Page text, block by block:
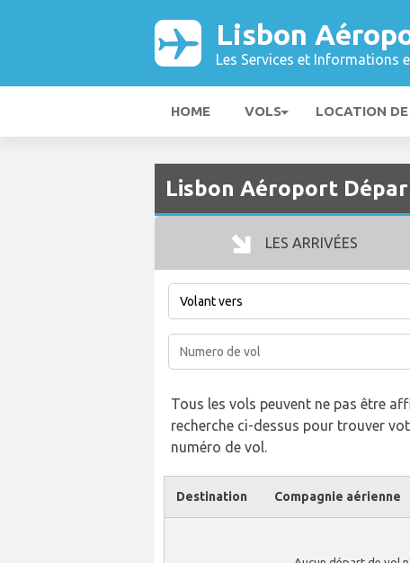
Lisbon
Les Services et Informations
HOME VOLS LOCATION
Lisbon Aéroport
LES ARRIVÉES
Tous les vols peuvent ne pas être
recherche ci-dessus pour trouver
numéro de vol.
Destination Compagnie aérienne